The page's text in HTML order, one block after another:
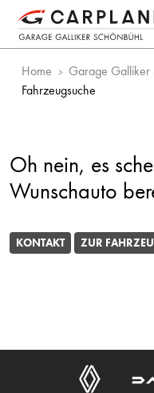
Home Garage Galliker
Fahrzeugsuche
Oh nein, es
Wunschauto
KONTAKT ZUR